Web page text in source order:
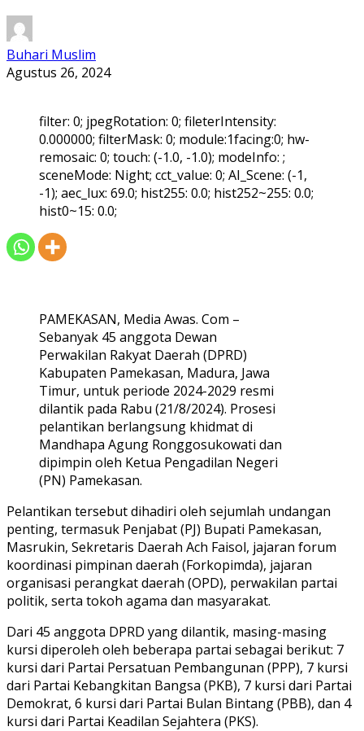
Buhari Muslim
Agustus 26, 2024
filter: 0; jpegRotation: 0; fileterIntensity:
0.000000; filterMask: 0; module:1facing:0; hw-
remosaic: 0; touch: (-1.0, -1.0); modeInfo: ;
sceneMode: Night; cct_value: 0; AI_Scene: (-1,
-1); aec_lux: 69.0; hist255: 0.0; hist252~255: 0.0;
hist0~15: 0.0;
PAMEKASAN, Media Awas. Com –
Sebanyak 45 anggota Dewan
Perwakilan Rakyat Daerah (DPRD)
Kabupaten Pamekasan, Madura, Jawa
Timur, untuk periode 2024-2029 resmi
dilantik pada Rabu (21/8/2024). Prosesi
pelantikan berlangsung khidmat di
Mandhapa Agung Ronggosukowati dan
dipimpin oleh Ketua Pengadilan Negeri
(PN) Pamekasan.
Pelantikan tersebut dihadiri oleh sejumlah undangan
penting, termasuk Penjabat (PJ) Bupati Pamekasan,
Masrukin, Sekretaris Daerah Ach Faisol, jajaran forum
koordinasi pimpinan daerah (Forkopimda), jajaran
organisasi perangkat daerah (OPD), perwakilan partai
politik, serta tokoh agama dan masyarakat.
Dari 45 anggota DPRD yang dilantik, masing-masing
kursi diperoleh oleh beberapa partai sebagai berikut: 7
kursi dari Partai Persatuan Pembangunan (PPP), 7 kursi
dari Partai Kebangkitan Bangsa (PKB), 7 kursi dari Partai
Demokrat, 6 kursi dari Partai Bulan Bintang (PBB), dan 4
kursi dari Partai Keadilan Sejahtera (PKS).